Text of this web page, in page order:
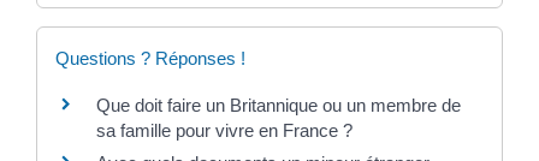
Questions ? Réponses !
Que doit faire un Britannique ou un membre de
sa famille pour vivre en France ?